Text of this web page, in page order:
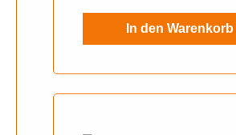
In den Warenkorb